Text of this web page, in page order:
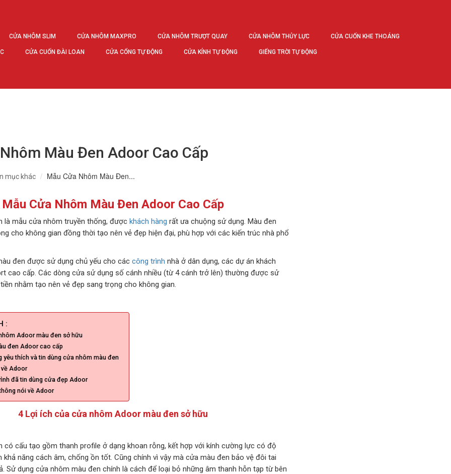
CỬA NHÔM SLIM CỬA NHÔM MAXPRO CỬA NHÔM TRƯỢT QUAY CỬA NHÔM THỦY LỰC CỬA CUỐN KHE THOÁNG
CỬA CUỐN ĐÀI LOAN CỬA CỔNG TỰ ĐỘNG CỬA KÍNH TỰ ĐỘNG GIẾNG TRỜI TỰ ĐỘNG
Màu Đen Adoor Cao Cấp
mục khác Mẫu Cửa Nhôm Màu Đen...
Mẫu Cửa Nhôm Màu Đen Adoor Cao Cấp
là mẫu cửa nhôm truyền thống, được khách hàng rất ưa chuộng sử dụng. Màu đen
cho không gian đồng thời tạo nên vẻ đẹp hiện đại, phù hợp với các kiến trúc nhà phổ
đen được sử dụng chủ yếu cho các công trình nhà ở dân dụng, các dự án khách
cao cấp. Các dòng cửa sử dụng số cánh nhiều (từ 4 cánh trở lên) thường được sử
nhằm tạo nên vẻ đẹp sang trọng cho không gian.
:
Adoor màu đen sở hữu
đen Adoor cao cấp
yêu thích và tin dùng cửa nhôm màu đen
Adoor
đã tin dùng cửa đẹp Adoor
nói về Adoor
4 Lợi ích của cửa nhôm Adoor màu đen sở hữu
có cấu tạo gồm thanh profile ở dạng khoan rỗng, kết hợp với kính cường lực có độ
khả năng cách âm, chống ồn tốt. Cũng chính vì vậy mà cửa màu đen bảo vệ đôi tai
Sử dụng cửa nhôm màu đen chính là cách để loại bỏ những âm thanh hỗn tạp từ bên